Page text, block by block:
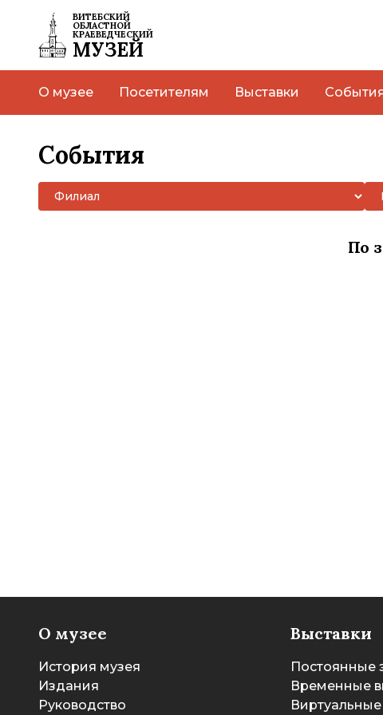
ВИТЕБСКИЙ
ОБЛАСТНОЙ
КРАЕВЕДЧЕСКИЙ
МУЗЕЙ
О музее Посетителям Выставки
События
По
О музее
История музея
Издания
Руководство
Выставки
Постоянные
Временные
Виртуальные